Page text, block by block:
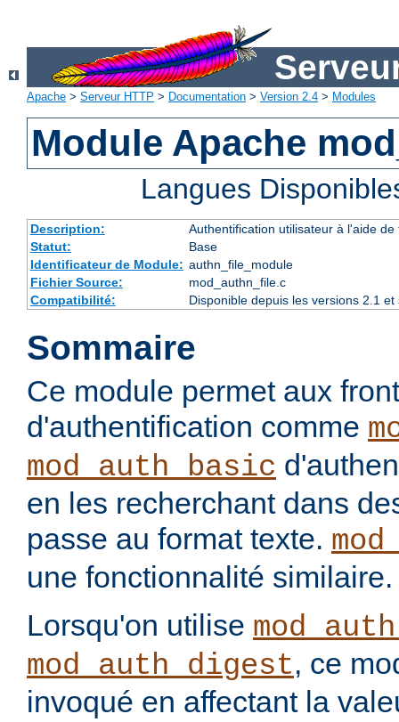
Apache > Serveur HTTP > Documentation > Version 2.4 > Modules
Module Apache
Langues
Description:
Authentification utilisateur à l'aide de
Statut:
Base
Identificateur de Module: authn_file_module
Fichier Source:
mod_authn_file.c
Compatibilité:
Disponible depuis les versions 2.1
Sommaire
Ce module permet aux
d'authentification comme
mod_auth_basic
en les recherchant dans
passe au format texte.
une fonctionnalité similaire.
Lorsqu'on utilise
mod_auth_digest, ce
invoqué en affectant la